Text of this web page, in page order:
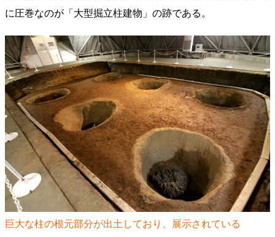
に圧巻なのが「大型掘立柱建物」の跡である。
巨大な柱の根元部分が出土しており、展示されている